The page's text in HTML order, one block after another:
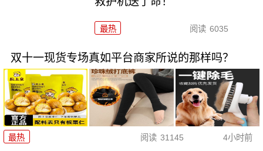
最热 阅读 6035
双十一现货专场真如平台商家所说的那样吗？
最热 阅读 31145 4小时前